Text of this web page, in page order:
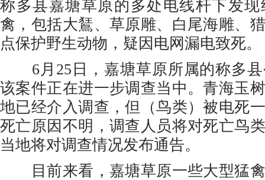
称多县嘉塘草原的多处电线杆下发
禽，包括大鵟、草原雕、白尾海雕、
点保护野生动物，疑因电网漏电致死。
6月25日，嘉塘草原所属的称多县
该案件正在进一步调查当中。青海玉
地已经介入调查，但（鸟类）被电死
死亡原因不明，调查人员将对死亡鸟
当地将对调查情况发布通告。
目前来看，嘉塘草原一些大型猛禽